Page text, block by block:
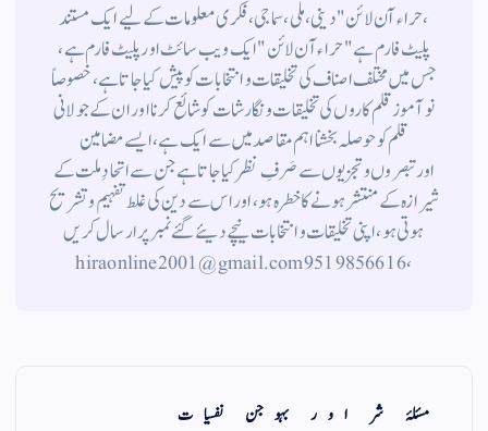
،حراء آن لائن" دینی ، ملی ، سماجی ، فکری معلومات کے لیے ایک مستند
پلیٹ فارم ہے " حراء آن لائن " ایک ویب سائٹ اور پلیٹ فارم ہے ،
جس میں مختلف اصناف کی تخلیقات و انتخابات کو پیش کیا جاتا ہے ، خصوصاً
نوآموز قلم کاروں کی تخلیقات و نگارشات کو شائع کرنا اور ان کے جولانی
قلم کوحوصلہ بخشنا اہم مقاصد میں سے ایک ہے ، ایسے مضامین
اورتبصروں وتجزیوں سے صَرفِ نظر کیا جاتاہے جن سے اتحادِ ملت کے
شیرازہ کے منتشر ہونے کاخطرہ ہو ، اور اس سے دین کی غلط تفہیم وتشریح
ہوتی ہو، اپنی تخلیقات و انتخابات نیچے دیئے گئے نمبر پر ارسال کریں
، 9519856616 hiraonline2001@gmail.com
مسئلۂ شر اور بہوجن نفسیات